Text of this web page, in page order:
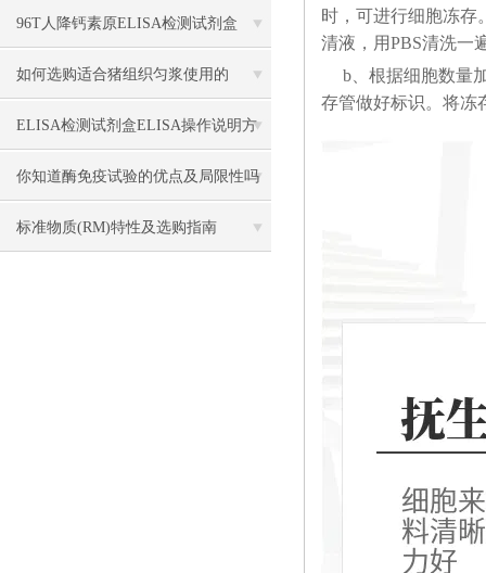
多关键
96T人降钙素原ELISA检测试剂盒
如何选购适合猪组织匀浆使用的
ELISA试剂盒？
ELISA检测试剂盒ELISA操作说明方
法
你知道酶免疫试验的优点及局限性吗
标准物质​(RM)特性及选购指南
时，可进行细胞冻存
清液，用PBS清洗一
b、根据细胞数量加
存管做好标识。将冻